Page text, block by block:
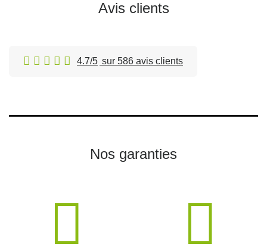
Avis clients
4.7/5 sur 586 avis clients
Nos garanties